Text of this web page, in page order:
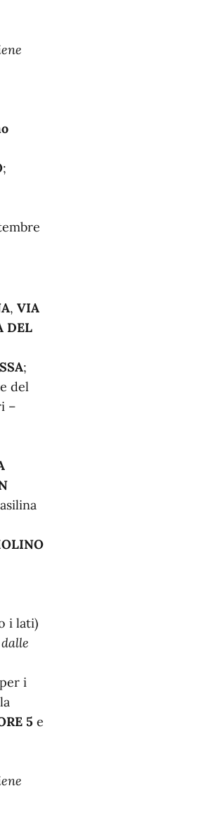
;
, VIA
DEL
;
del
–
i lati)
dalle
per i
5 e